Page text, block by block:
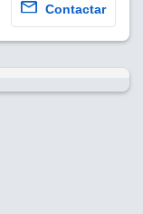
Contactar